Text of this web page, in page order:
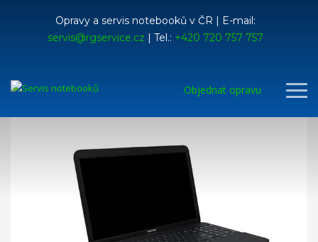
Opravy a servis notebooků v ČR | E-mail:
servis@rgservice.cz | Tel.: +420 720 757 757
Objednat opravu